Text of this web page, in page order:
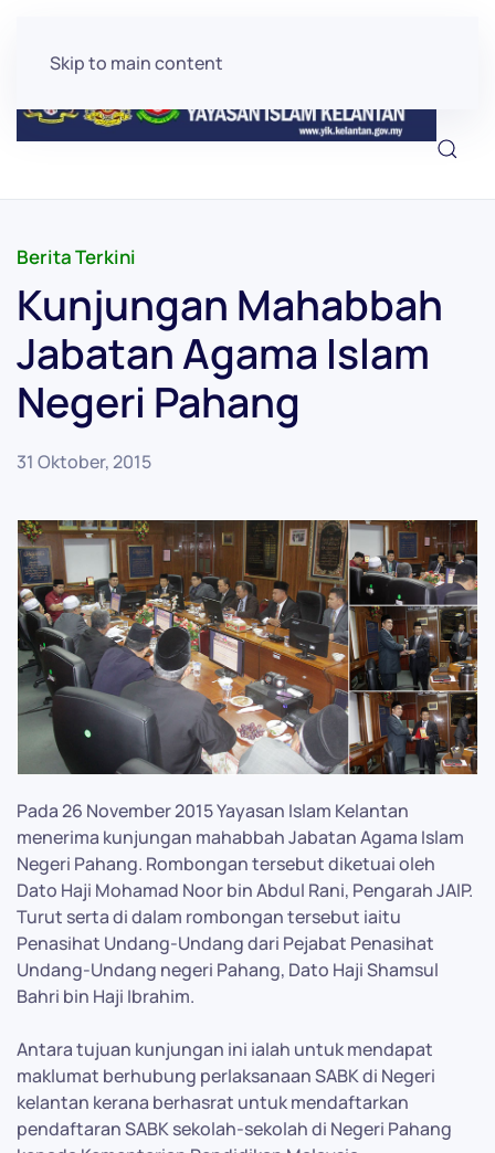
Skip to main content
Berita Terkini
Kunjungan Mahabbah
Jabatan Agama Islam
Negeri Pahang
31 Oktober, 2015
Pada 26 November 2015 Yayasan Islam Kelantan
menerima kunjungan mahabbah Jabatan Agama Islam
Negeri Pahang. Rombongan tersebut diketuai oleh
Dato Haji Mohamad Noor bin Abdul Rani, Pengarah JAIP.
Turut serta di dalam rombongan tersebut iaitu
Penasihat Undang-Undang dari Pejabat Penasihat
Undang-Undang negeri Pahang, Dato Haji Shamsul
Bahri bin Haji Ibrahim.
Antara tujuan kunjungan ini ialah untuk mendapat
maklumat berhubung perlaksanaan SABK di Negeri
kelantan kerana berhasrat untuk mendaftarkan
pendaftaran SABK sekolah-sekolah di Negeri Pahang